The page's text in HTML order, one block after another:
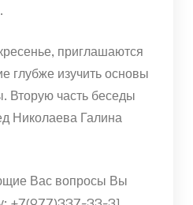
приглашаются
глубже изучить основы
Вторую часть беседы
Николаева Галина
Вас вопросы Вы